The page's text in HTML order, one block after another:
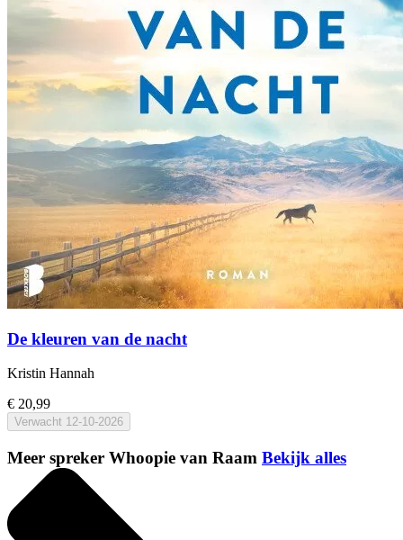
De kleuren van de nacht
Kristin Hannah
€ 20,99
Verwacht 12-10-2026
Meer spreker Whoopie van Raam Bekijk alles